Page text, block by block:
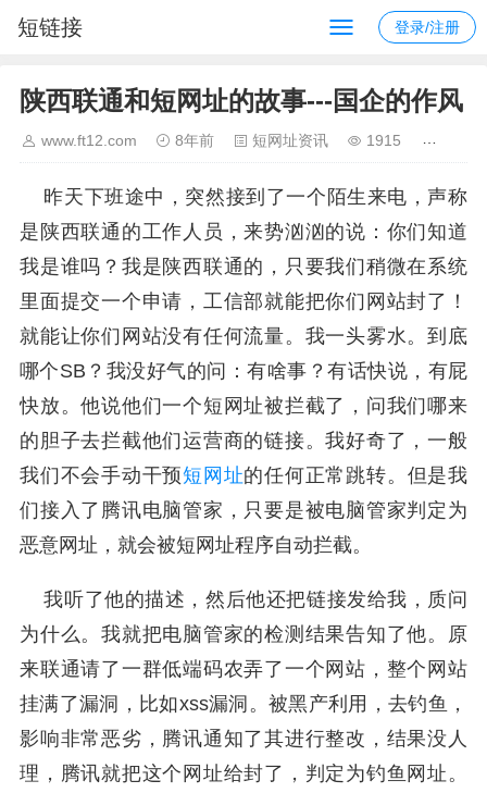
短链接 登录/注册
陕西联通和短网址的故事---国企的作风
www.ft12.com 8年前 短网址资讯 1915
昨天下班途中，突然接到了一个陌生来电，声称
是陕西联通的工作人员，来势汹汹的说：你们知道
我是谁吗？我是陕西联通的，只要我们稍微在系统
里面提交一个申请，工信部就能把你们网站封了！
就能让你们网站没有任何流量。我一头雾水。到底
哪个SB？我没好气的问：有啥事？有话快说，有屁
快放。他说他们一个短网址被拦截了，问我们哪来
的胆子去拦截他们运营商的链接。我好奇了，一般
我们不会手动干预短网址的任何正常跳转。但是我
们接入了腾讯电脑管家，只要是被电脑管家判定为
恶意网址，就会被短网址程序自动拦截。
我听了他的描述，然后他还把链接发给我，质问
为什么。我就把电脑管家的检测结果告知了他。原
来联通请了一群低端码农弄了一个网站，整个网站
挂满了漏洞，比如xss漏洞。被黑产利用，去钓鱼，
影响非常恶劣，腾讯通知了其进行整改，结果没人
理，腾讯就把这个网址给封了，判定为钓鱼网址。